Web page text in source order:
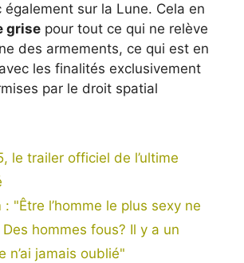
également sur la Lune. Cela en
grise pour tout ce qui ne relève
des armements, ce qui est en
les finalités exclusivement
par le droit spatial
le trailer officiel de l’ultime
"Être l’homme le plus sexy ne
hommes fous? Il y a un
n’ai jamais oublié"